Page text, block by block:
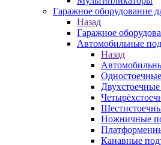
Гаражное оборудование
Назад
Гаражное
Автомобильные
Назад
Ножничные
Канавные